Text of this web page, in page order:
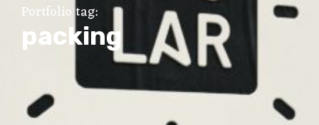
Portfolio tag:
packing